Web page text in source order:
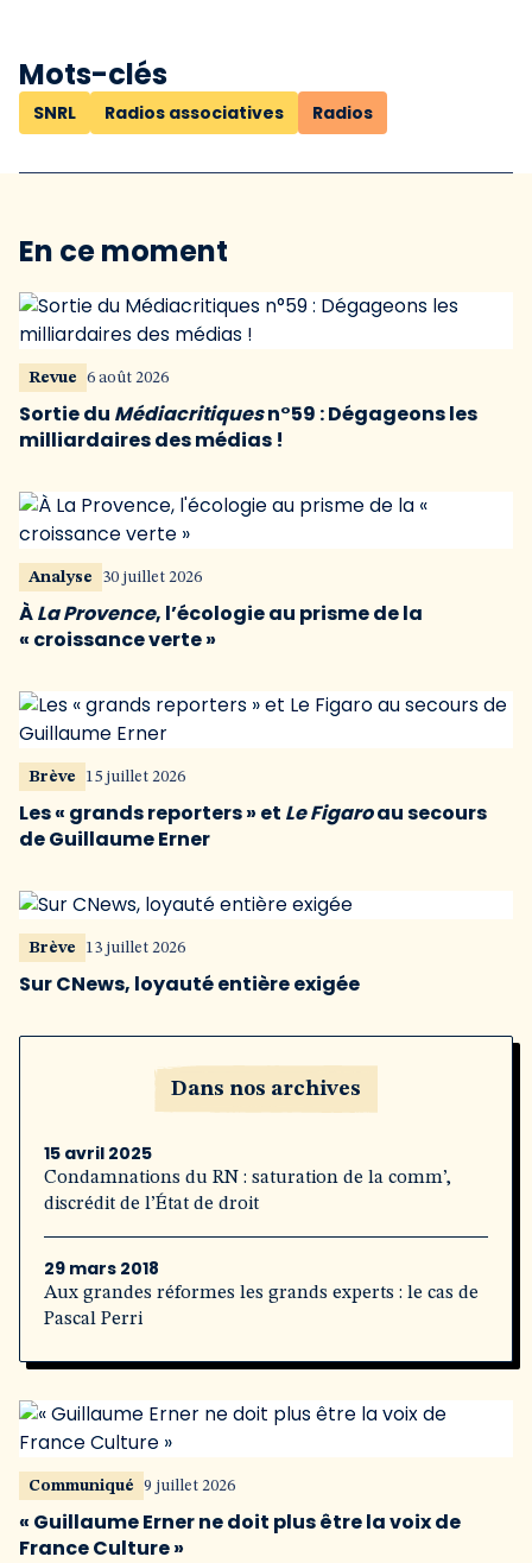
Mots-clés
SNRL Radios associatives Radios
En ce moment
Revue 6 août 2026
Sortie du Médiacritiquesn°59 : Dégageons les
milliardaires des médias !
Analyse 30 juillet 2026
ÀLa Provence, l’écologie au prisme de la
« croissance verte »
Brève 15 juillet 2026
Les « grands reporters » et Le Figaroau secours
de Guillaume Erner
Brève 13 juillet 2026
Sur CNews, loyauté entière exigée
Dans nos archives
15 avril 2025
Condamnations du RN : saturation de la comm’,
discrédit de l’État de droit
29 mars 2018
Aux grandes réformes les grands experts : le cas de
Pascal Perri
Communiqué 9 juillet 2026
« Guillaume Erner ne doit plus être la voix de
France Culture »